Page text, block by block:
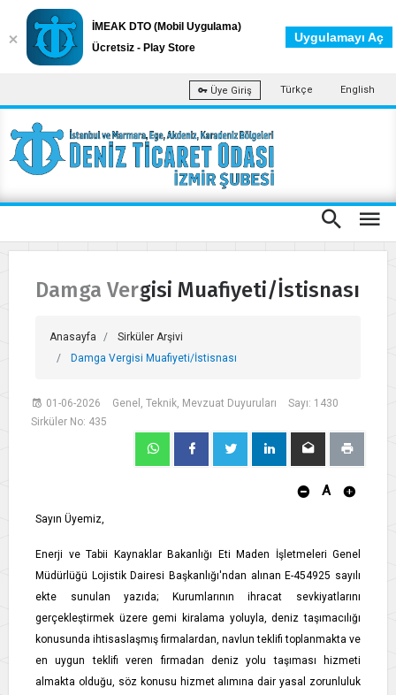
Üye Giriş Türkçe English
Damga Vergisi Muafiyeti/İstisnası
Anasayfa
Sirküler Arşivi
Damga Vergisi Muafiyeti/İstisnası
01-06-2026 Genel, Teknik, Mevzuat Duyuruları
Sayı: 1430
Sirküler No: 435
A
Sayın Üyemiz,
Enerji ve Tabii Kaynaklar Bakanlığı Eti Maden İşletmeleri Genel
Müdürlüğü Lojistik Dairesi Başkanlığı'ndan alınan E-454925 sayılı
ekte sunulan yazıda; Kurumlarının ihracat sevkiyatlarını
gerçekleştirmek üzere gemi kiralama yoluyla, deniz taşımacılığı
konusunda ihtisaslaşmış firmalardan, navlun teklifi toplanmakta ve
en uygun teklifi veren firmadan deniz yolu taşıması hizmeti
almakta olduğu, söz konusu hizmet alımına dair yasal zorunluluk
İMEAK DTO (Mobil Uygulama)
Ücretsiz - Play Store
Uygulamayı Aç